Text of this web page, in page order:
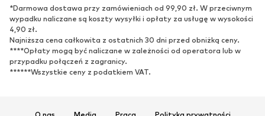
Nowości
Na czasie
Trampki & sneakersy
Czółenka & buty na obcasie
Kozaki
Sandały
Ekskluzywne
*Darmowa dostawa przy zamówieniach od 99,90 zł. W przeciwnym
wypadku naliczane są koszty wysyłki i opłaty za usługę w wysokości
4,90 zł.
Najniższa cena całkowita z ostatnich 30 dni przed obniżką ceny.
****Opłaty mogą być naliczane w zależności od operatora lub w
przypadku połączeń z zagranicy.
******Wszystkie ceny z podatkiem VAT.